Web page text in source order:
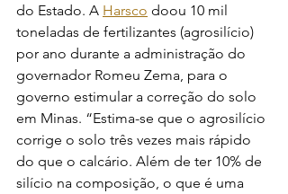
do Estado. A Harsco doou 10 mil
toneladas de fertilizantes (agrosilício)
por ano durante a administração do
governador Romeu Zema, para o
governo estimular a correção do solo
em Minas. “Estima-se que o agrosilício
corrige o solo três vezes mais rápido
do que o calcário. Além de ter 10% de
silício na composição, o que é uma